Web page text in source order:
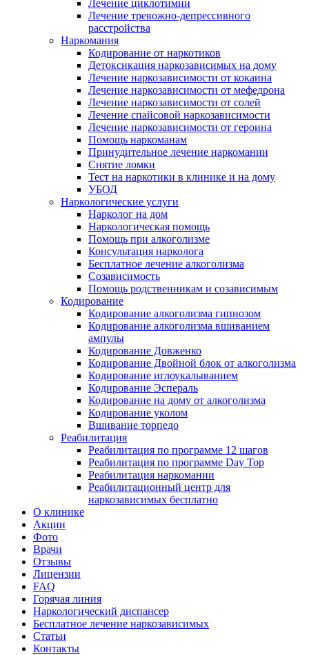
Лечение циклотимии
Лечение тревожно-депрессивного
расстройства
Наркомания
Кодирование от наркотиков
Детоксикация наркозависимых на дому
Лечение наркозависимости от кокаина
Лечение наркозависимости от мефедрона
Лечение наркозависимости от солей
Лечение спайсовой наркозависимости
Лечение наркозависимости от героина
Помощь наркоманам
Принудительное лечение наркомании
Снятие ломки
Тест на наркотики в клинике и на дому
УБОД
Наркологические услуги
Нарколог на дом
Наркологическая помощь
Помощь при алкоголизме
Консультация нарколога
Бесплатное лечение алкоголизма
Созависимость
Помощь родственникам и созависимым
Кодирование
Кодирование алкоголизма гипнозом
Кодирование алкоголизма вшиванием
ампулы
Кодирование Довженко
Кодирование Двойной блок от алкоголизма
Кодирование иглоукалыванием
Кодирование Эспераль
Кодирование на дому от алкоголизма
Кодирование уколом
Вшивание торпедо
Реабилитация
Реабилитация по программе 12 шагов
Реабилитация по программе Day Top
Реабилитация наркомании
Реабилитационный центр для
наркозависимых бесплатно
О клинике
Акции
Фото
Врачи
Отзывы
Лицензии
FAQ
Горячая линия
Наркологический диспансер
Бесплатное лечение наркозависимых
Статьи
Контакты